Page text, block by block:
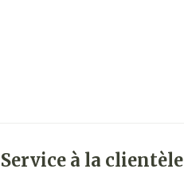
Service à la clientèle